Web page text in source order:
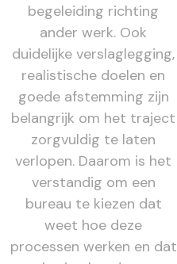
begeleiding richting
ander werk. Ook
duidelijke verslaglegging,
realistische doelen en
goede afstemming zijn
belangrijk om het traject
zorgvuldig te laten
verlopen. Daarom is het
verstandig om een
bureau te kiezen dat
weet hoe deze
processen werken en dat